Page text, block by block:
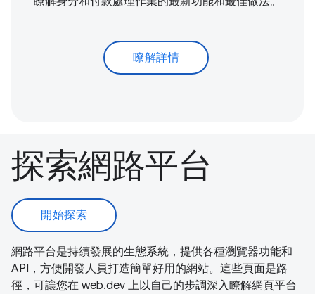
瞭解詳情
探索網路平台
開始探索
網路平台是持續發展的生態系統，提供各種瀏覽器功能和
API，方便開發人員打造簡單好用的網站。這些頁面是路
徑，可讓您在 web.dev 上以自己的步調深入瞭解網頁平台